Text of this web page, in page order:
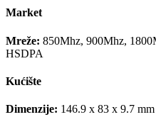
Market
Mreže: 850Mhz, 900Mhz,
HSDPA
Kućište
Dimenzije: 146.9 x 83 x 9.7 mm